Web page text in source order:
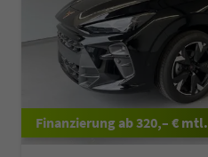
ab 320,– € mtl.